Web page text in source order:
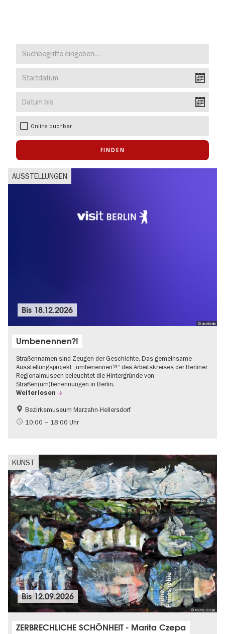
eingeben…
bis
Online buchbar
AUSSTELLUNGEN
© visitBerlin
Bis 18.12.2026
Umbenennen?!
Straßennamen sind Zeugen der Geschichte. Das gemeinsame
Ausstellungsprojekt „umbenennen?!“ des Arbeitskreises der Berliner
Regionalmuseen beleuchtet die Hintergründe von
Straßen(um)benennungen in Berlin.
Weiterlesen
Geschichte
Going local Berlin
Bezirksmuseum Marzahn-Hellersdorf
10:00 – 18:00 Uhr
KUNST
© Marita Czepa
Bis12.09.2026
ZERBRECHLICHE SCHÖNHEIT - Marita Czepa